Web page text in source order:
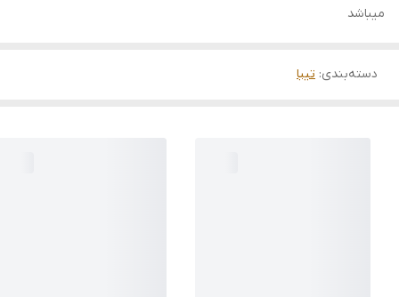
میباشد
دسته‌بندی: تیبا